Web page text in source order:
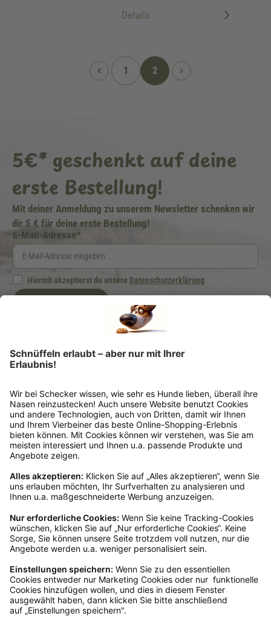
Details
1 2
5€* geschenkt auf deine
erste Bestellung!
Mit deiner Anmeldung zu unserem Newsletter schenken wir
dir 5 € für deine erste Bestellung!
E-Mail-Adresse*
Hiermit akzeptierst du unsere Datenschutzerklärung
Ich möchte regelmäßig von der Schecker GmbH über Hundefutter und -zubehör per
E-Mail informiert werden. Diese Einwilligung kann ich jederzeit unter "Abmelden"
*Dein Gutscheincode ist einmalig einlösbar, ab 25 € Bestellwert, nicht kombinierbar
und nicht auszahlbar. Gültig 6 Monate ab Erhalt, nicht für frühere Bestellungen.
Klicks werten wir anonym aus – ohne Rückschluss auf Dich. Deine Daten bleiben
Sperrung oder Löschung verlangen. Nach einem Kauf senden wir Dir ggf. ähnliche
Angebote per Mail (§7 Abs. 3 UWG). Dem kannst Du jederzeit widersprechen, z. B.
an datenschutz@schecker.de. Mehr Infos in unserer Datenschutzerklärung.
Kundenservice
Mo – Fr 9 – 17 Uhr, Sa 9 – 13 Uhr
Ruf uns an
04942-60 64 080
Schreibe uns
verkauf@schecker.de